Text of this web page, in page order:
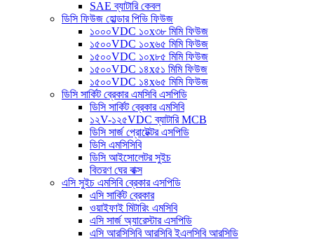
SAE ব্যাটারি কেবল
ডিসি ফিউজ হোল্ডার পিভি ফিউজ
১০০০VDC ১০x৩৮ মিমি ফিউজ
১৫০০VDC ১০x৬৫ মিমি ফিউজ
১৫০০VDC ১০x৮৫ মিমি ফিউজ
১৫০০VDC ১৪x৫১ মিমি ফিউজ
১৫০০VDC ১৪x৬৫ মিমি ফিউজ
ডিসি সার্কিট ব্রেকার এমসিবি এসপিডি
ডিসি সার্কিট ব্রেকার এমসিবি
১২V-১২৫VDC ব্যাটারি MCB
ডিসি সার্জ প্রোটেক্টর এসপিডি
ডিসি এমসিসিবি
ডিসি আইসোলেটর সুইচ
বিতরণ ঘের বাক্স
এসি সুইচ এমসিবি ব্রেকার এসপিডি
এসি সার্কিট ব্রেকার
ওয়াইফাই মিটারিং এমসিবি
এসি সার্জ অ্যারেস্টার এসপিডি
এসি আরসিসিবি আরসিবি ইএলসিবি আরসিডি